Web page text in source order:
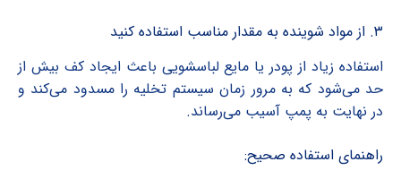
۳. از مواد شوینده به مقدار مناسب استفاده کنید
استفاده زیاد از پودر یا مایع لباسشویی باعث ایجاد کف بیش از
حد می‌شود که به مرور زمان سیستم تخلیه را مسدود می‌کند و
در نهایت به پمپ آسیب می‌رساند.
راهنمای استفاده صحیح: